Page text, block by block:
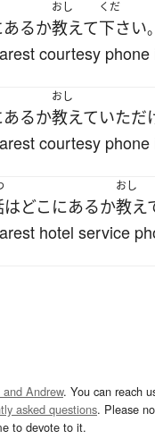
あるか
おし
教えて
くだ
下さい。
courtesy phone
あるか
おし
教えていただ
courtesy phone
はどこ にあるか
おし
教え
hotel service
Andrew. You can reach
asked questions. Please
to devote to it.